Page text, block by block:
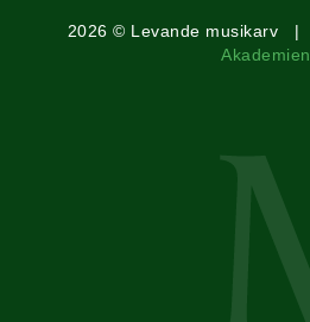
2026 © Levande musikarv |
Akademien